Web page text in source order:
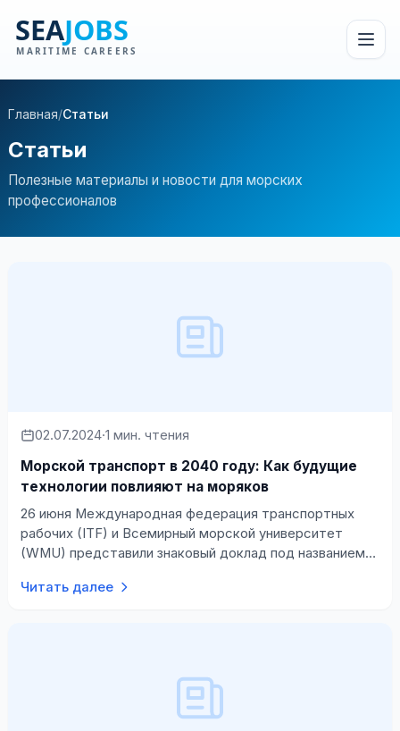
Главная/Статьи
Статьи
Полезные материалы и новости для морских
профессионалов
02.07.2024·1 мин. чтения
Морской транспорт в 2040 году: Как будущие
технологии повлияют на моряков
26 июня Международная федерация транспортных
рабочих (ITF) и Всемирный морской университет
(WMU) представили знаковый доклад под названием
Читать далее